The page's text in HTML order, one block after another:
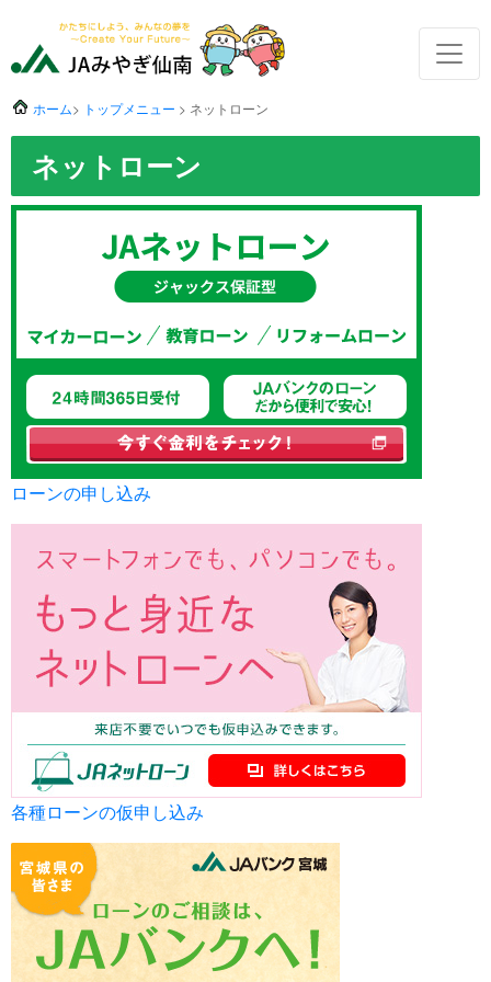
ホーム> トップメニュー > ネットローン
ネットローン
ローンの申し込み
各種ローンの仮申し込み